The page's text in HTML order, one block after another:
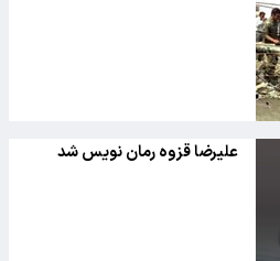
علیرضا قزوه رمان نویس شد